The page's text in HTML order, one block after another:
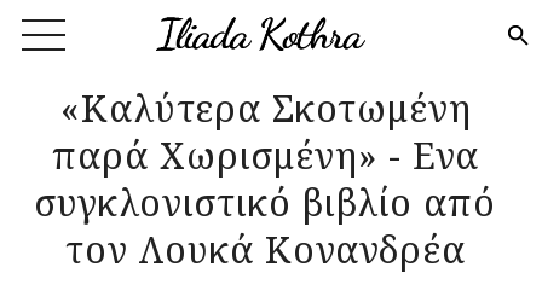
«Καλύτερα Σκοτωμένη
παρά Χωρισμένη» - Ενα
συγκλονιστικό βιβλίο από
τον Λουκά Κονανδρέα